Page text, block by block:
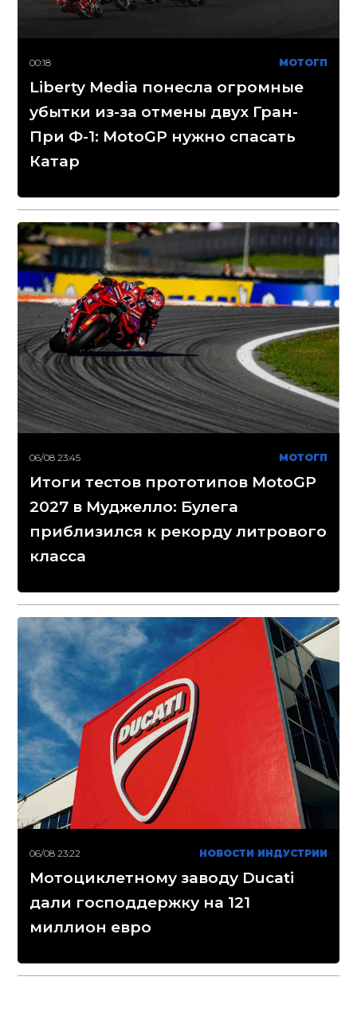
00:18 МОТОГП
Liberty Media понесла огромные
убытки из-за отмены двух Гран-
При Ф-1: MotoGP нужно спасать
Катар
06/08 23:45 МОТОГП
Итоги тестов прототипов MotoGP
2027 в Муджелло: Булега
приблизился к рекорду литрового
класса
06/08 23:22 НОВОСТИ ИНДУСТРИИ
Мотоциклетному заводу Ducati
дали господдержку на 121
миллион евро